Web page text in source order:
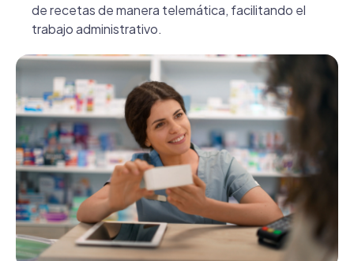
de recetas de manera telemática, facilitando el
trabajo administrativo.